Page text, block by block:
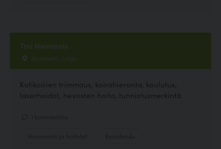
Tmi Heimanis
Sammatti, Lohja
Kotikoirien trimmaus, koirahieronta, koulutus,
laserhoidot, hevosten hoito, tunnistusmerkintä